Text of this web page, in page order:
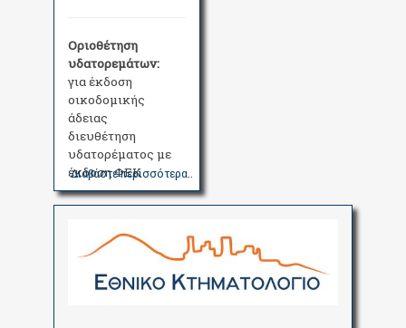
Οριοθέτηση
υδατορεμάτων:
για έκδοση
οικοδομικής
άδειας
διευθέτηση
υδατορέματος με
έκδοση ΦΕΚ
Διαβάστε περισσότερα..